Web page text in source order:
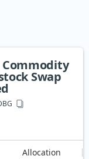
Swap
Allocation